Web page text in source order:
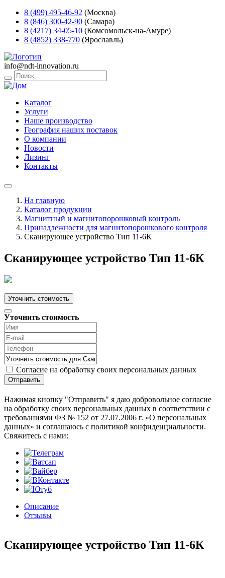
8 (499) 495-46-92 (Москва)
8 (846) 300-42-90 (Самара)
8 (4217) 34-05-10 (Комсомольск-на-Амуре)
8 (4852) 338-770 (Ярославль)
info@ndt-innovation.ru
Каталог
Услуги
Наше производство
География наших поставок
О компании
Новости
Лизинг
Контакты
На главную
Каталог продукции
Магнитный и магнитопорошковый контроль
Принадлежности для магнитопорошкового контроля
Сканирующее устройство Тип 11-6К
Сканирующее устройство Тип 11-6К
Уточнить стоимость
Уточнить стоимость
Согласие на обработку своих персональных данных
Отправить
Нажимая кнопку "Отправить" я даю добровольное согласие
на обработку своих персональных данных в соответствии с
требованиями ФЗ № 152 от 27.07.2006 г. «О персональных
данных» и соглашаюсь с политикой конфиденциальности.
Cвяжитесь с нами:
Описание
Отзывы
Сканирующее устройство Тип 11-6К